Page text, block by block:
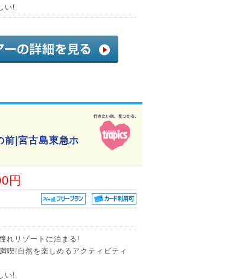
い!
前|宮古島東急ホ
円
れリゾートに泊まる!
喫!自然を楽しめるアクティビティ
い!